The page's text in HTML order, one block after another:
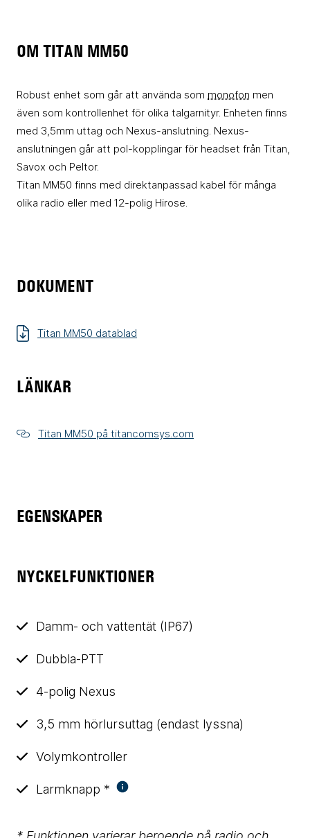
OM TITAN MM50
Robust enhet som går att använda som monofon men
även som kontrollenhet för olika talgarnityr. Enheten finns
med 3,5mm uttag och Nexus-anslutning. Nexus-
anslutningen går att pol-kopplingar för headset från Titan,
Savox och Peltor.
Titan MM50 finns med direktanpassad kabel för många
olika radio eller med 12-polig Hirose.
DOKUMENT
Titan MM50 datablad
LÄNKAR
Titan MM50 på titancomsys.com
EGENSKAPER
NYCKELFUNKTIONER
Damm- och vattentät (IP67)
Dubbla-PTT
4-polig Nexus
3,5 mm hörlursuttag (endast lyssna)
Volymkontroller
Larmknapp *